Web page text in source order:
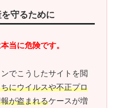
守るために
当に危険です。
でこうしたサイトを閲
にウイルスや不正プロ
が盗まれるケースが増